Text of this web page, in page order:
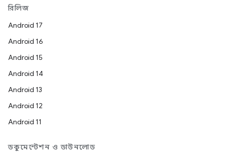
রিলিজ
Android 17
Android 16
Android 15
Android 14
Android 13
Android 12
Android 11
ডকুমেন্টেশন ও ডাউনলোড